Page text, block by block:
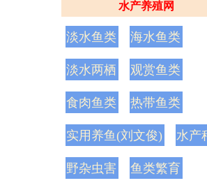
水产养殖网
淡水鱼类 海水鱼类
淡水两栖 观赏鱼类
食肉鱼类 热带鱼类
实用养鱼(刘文俊) 水产
野杂虫害 鱼类繁育